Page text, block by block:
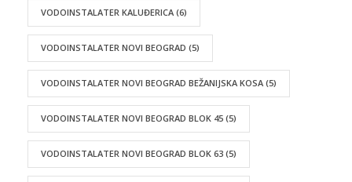
VODOINSTALATER KALUĐERICA (6)
VODOINSTALATER NOVI BEOGRAD (5)
VODOINSTALATER NOVI BEOGRAD BEŽANIJSKA KOSA (5)
VODOINSTALATER NOVI BEOGRAD BLOK 45 (5)
VODOINSTALATER NOVI BEOGRAD BLOK 63 (5)